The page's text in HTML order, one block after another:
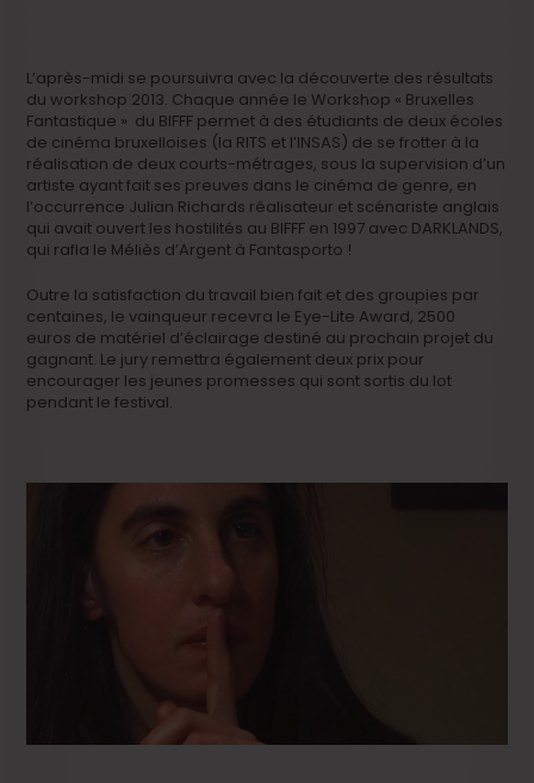
L’après-midi se poursuivra avec la découverte des résultats
du workshop 2013. Chaque année le Workshop « Bruxelles
Fantastique » du BIFFF permet à des étudiants de deux écoles
de cinéma bruxelloises (la RITS et l’INSAS) de se frotter à la
réalisation de deux courts-métrages, sous la supervision d’un
artiste ayant fait ses preuves dans le cinéma de genre, en
l’occurrence Julian Richards réalisateur et scénariste anglais
qui avait ouvert les hostilités au BIFFF en 1997 avec DARKLANDS,
qui rafla le Méliès d’Argent à Fantasporto !
Outre la satisfaction du travail bien fait et des groupies par
centaines, le vainqueur recevra le Eye-Lite Award, 2500
euros de matériel d’éclairage destiné au prochain projet du
gagnant. Le jury remettra également deux prix pour
encourager les jeunes promesses qui sont sortis du lot
pendant le festival.